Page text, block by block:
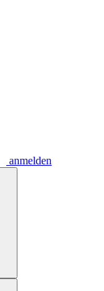
anmelden